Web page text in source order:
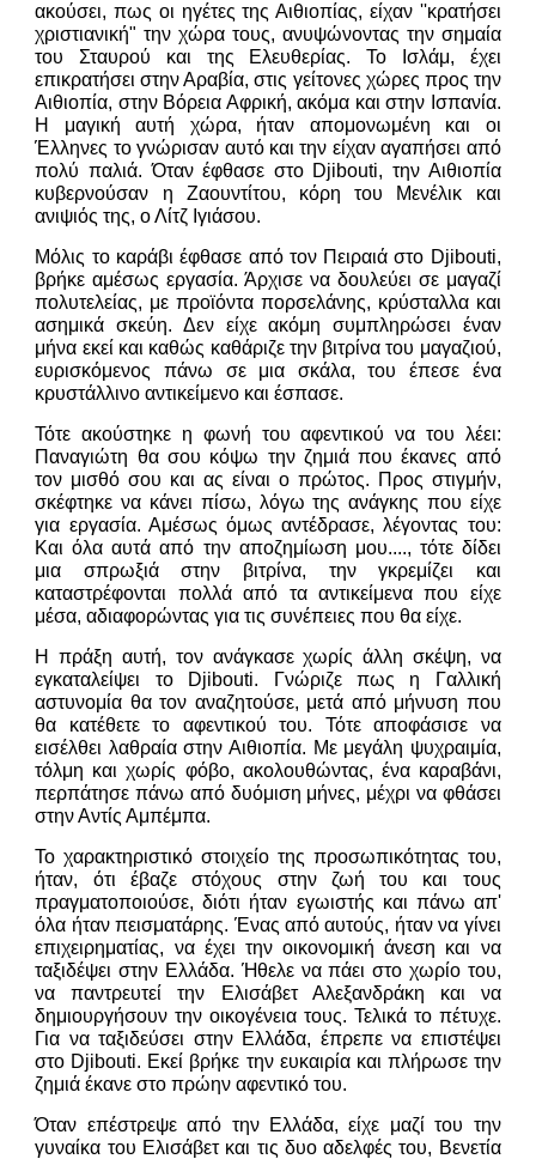
ακούσει, πως οι ηγέτες της Αιθιοπίας, είχαν ''κρατήσει
χριστιανική" την χώρα τους, ανυψώνοντας την σημαία
του Σταυρού και της Ελευθερίας. Το Ισλάμ, έχει
επικρατήσει στην Αραβία, στις γείτονες χώρες προς την
Αιθιοπία, στην Βόρεια Αφρική, ακόμα και στην Ισπανία.
Η μαγική αυτή χώρα, ήταν απομονωμένη και οι
Έλληνες το γνώρισαν αυτό και την είχαν αγαπήσει από
πολύ παλιά. Όταν έφθασε στο Djibouti, την Αιθιοπία
κυβερνούσαν η Ζαουντίτου, κόρη του Μενέλικ και
ανιψιός της, ο Λίτζ Ιγιάσου.
Μόλις το καράβι έφθασε από τον Πειραιά στο Djibouti,
βρήκε αμέσως εργασία. Άρχισε να δουλεύει σε μαγαζί
πολυτελείας, με προϊόντα πορσελάνης, κρύσταλλα και
ασημικά σκεύη. Δεν είχε ακόμη συμπληρώσει έναν
μήνα εκεί και καθώς καθάριζε την βιτρίνα του μαγαζιού,
ευρισκόμενος πάνω σε μια σκάλα, του έπεσε ένα
κρυστάλλινο αντικείμενο και έσπασε.
Τότε ακούστηκε η φωνή του αφεντικού να του λέει:
Παναγιώτη θα σου κόψω την ζημιά που έκανες από
τον μισθό σου και ας είναι ο πρώτος. Προς στιγμήν,
σκέφτηκε να κάνει πίσω, λόγω της ανάγκης που είχε
για εργασία. Αμέσως όμως αντέδρασε, λέγοντας του:
Και όλα αυτά από την αποζημίωση μου...., τότε δίδει
μια σπρωξιά στην βιτρίνα, την γκρεμίζει και
καταστρέφονται πολλά από τα αντικείμενα που είχε
μέσα, αδιαφορώντας για τις συνέπειες που θα είχε.
Η πράξη αυτή, τον ανάγκασε χωρίς άλλη σκέψη, να
εγκαταλείψει το Djibouti. Γνώριζε πως η Γαλλική
αστυνομία θα τον αναζητούσε, μετά από μήνυση που
θα κατέθετε το αφεντικού του. Τότε αποφάσισε να
εισέλθει λαθραία στην Αιθιοπία. Με μεγάλη ψυχραιμία,
τόλμη και χωρίς φόβο, ακολουθώντας, ένα καραβάνι,
περπάτησε πάνω από δυόμιση μήνες, μέχρι να φθάσει
στην Αντίς Αμπέμπα.
Το χαρακτηριστικό στοιχείο της προσωπικότητας του,
ήταν, ότι έβαζε στόχους στην ζωή του και τους
πραγματοποιούσε, διότι ήταν εγωιστής και πάνω απ'
όλα ήταν πεισματάρης. Ένας από αυτούς, ήταν να γίνει
επιχειρηματίας, να έχει την οικονομική άνεση και να
ταξιδέψει στην Ελλάδα. Ήθελε να πάει στο χωρίο του,
να παντρευτεί την Ελισάβετ Αλεξανδράκη και να
δημιουργήσουν την οικογένεια τους. Τελικά το πέτυχε.
Για να ταξιδεύσει στην Ελλάδα, έπρεπε να επιστέψει
στο Djibouti. Εκεί βρήκε την ευκαιρία και πλήρωσε την
ζημιά έκανε στο πρώην αφεντικό του.
Όταν επέστρεψε από την Ελλάδα, είχε μαζί του την
γυναίκα του Ελισάβετ και τις δυο αδελφές του, Βενετία